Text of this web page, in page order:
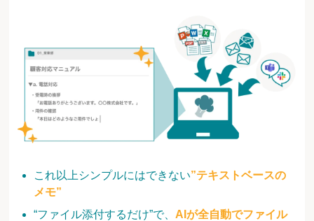
これ以上シンプルにはできない”テキストベースの
メモ”
“ファイル添付するだけ”で、 AIが全自動でファイル